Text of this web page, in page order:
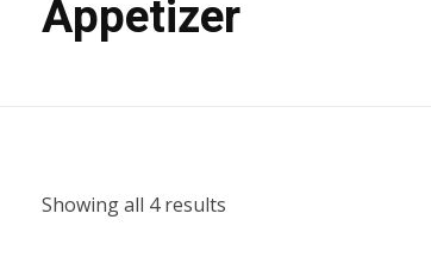
Appetizer
Showing all 4 results